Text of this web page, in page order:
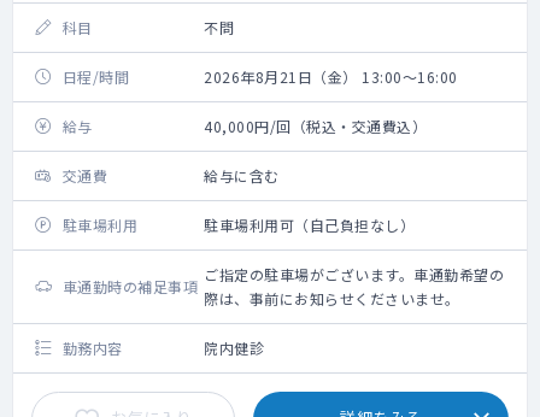
科目 不問
日程/時間 2026年8月21日（金） 13:00～16:00
給与 40,000円/回（税込・交通費込）
交通費 給与に含む
駐車場利用 駐車場利用可（自己負担なし）
車通勤時の補足事項
ご指定の駐車場がございます。車通勤希望の
際は、事前にお知らせくださいませ。
勤務内容 院内健診